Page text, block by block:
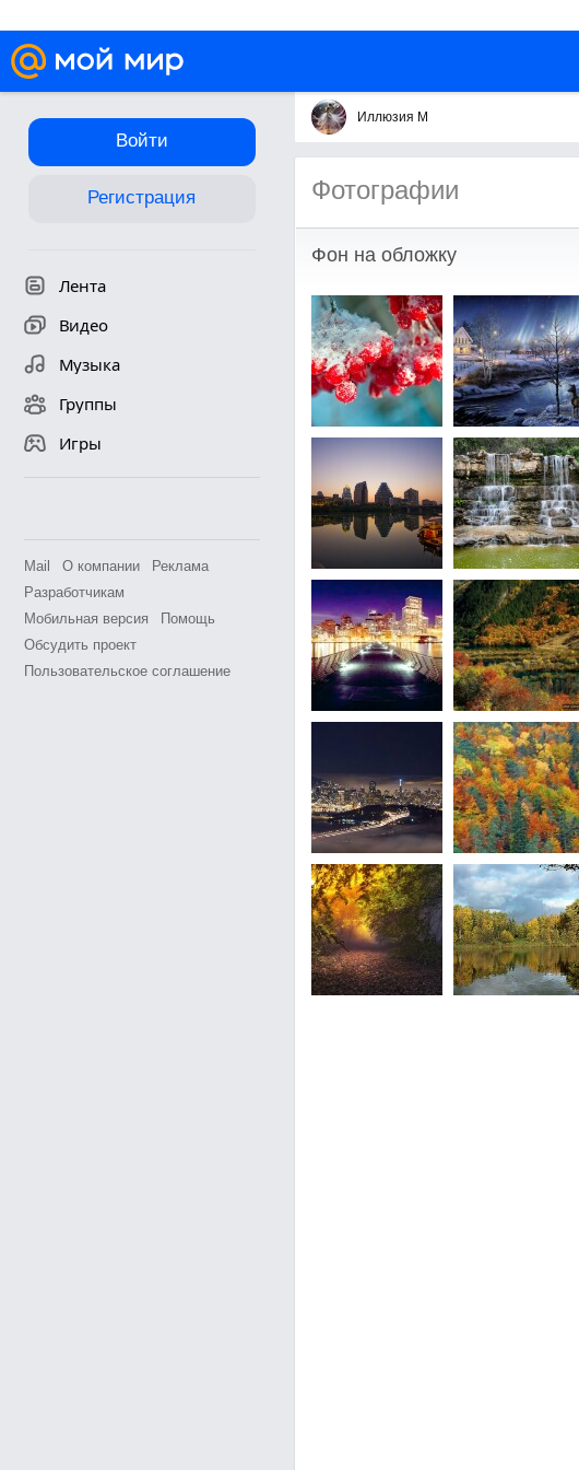
Войти
Регистрация
Лента
Видео
Музыка
Группы
Игры
Mail О компании
Реклама
Разработчикам
Мобильная версия
Помощь
Обсудить проект
Пользовательское соглашение
Иллюзия М
Фотографии
Фон на обложку